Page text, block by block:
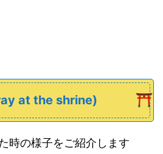
at the shrine)
時の様子をご紹介します